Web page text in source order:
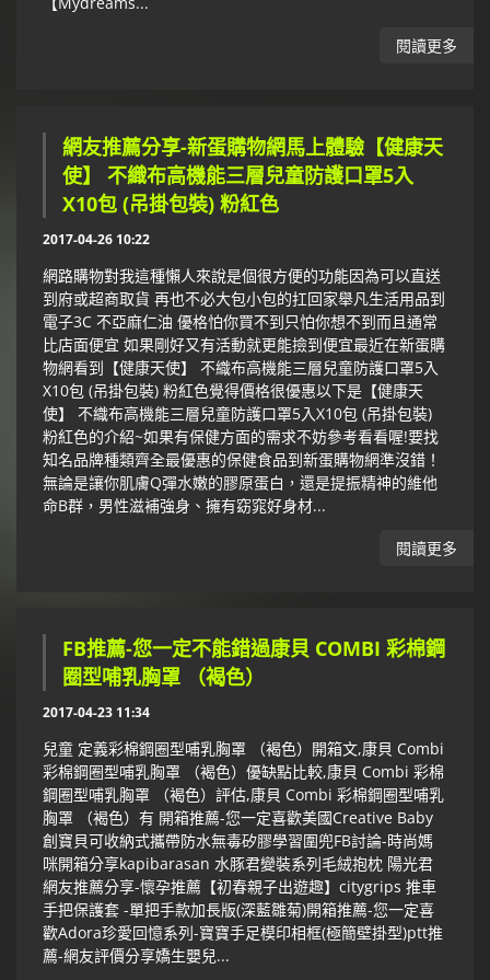
閱讀更多
網友推薦分享-新蛋購物網馬上體驗【健康天
使】 不織布高機能三層兒童防護口罩5入
X10包 (吊掛包裝) 粉紅色
2017-04-26 10:22
網路購物對我這種懶人來說是個很方便的功能因為可以直送
到府或超商取貨 再也不必大包小包的扛回家舉凡生活用品到
電子3C 不亞麻仁油 優格怕你買不到只怕你想不到而且通常
比店面便宜 如果剛好又有活動就更能撿到便宜最近在新蛋購
物網看到【健康天使】 不織布高機能三層兒童防護口罩5入
X10包 (吊掛包裝) 粉紅色覺得價格很優惠以下是【健康天
使】 不織布高機能三層兒童防護口罩5入X10包 (吊掛包裝)
粉紅色的介紹~如果有保健方面的需求不妨參考看看喔!要找
知名品牌種類齊全最優惠的保健食品到新蛋購物網準沒錯！
無論是讓你肌膚Q彈水嫩的膠原蛋白，還是提振精神的維他
命B群，男性滋補強身、擁有窈窕好身材...
閱讀更多
FB推薦-您一定不能錯過康貝 COMBI 彩棉鋼
圈型哺乳胸罩 （褐色）
2017-04-23 11:34
兒童 定義彩棉鋼圈型哺乳胸罩 （褐色）開箱文,康貝 Combi
彩棉鋼圈型哺乳胸罩 （褐色）優缺點比較,康貝 Combi 彩棉
鋼圈型哺乳胸罩 （褐色）評估,康貝 Combi 彩棉鋼圈型哺乳
胸罩 （褐色）有 開箱推薦-您一定喜歡美國Creative Baby
創寶貝可收納式攜帶防水無毒矽膠學習圍兜FB討論-時尚媽
咪開箱分享kapibarasan 水豚君變裝系列毛絨抱枕 陽光君
網友推薦分享-懷孕推薦【初春親子出遊趣】citygrips 推車
手把保護套 -單把手款加長版(深藍雛菊)開箱推薦-您一定喜
歡Adora珍愛回憶系列-寶寶手足模印相框(極簡壁掛型)ptt推
薦-網友評價分享嬌生嬰兒...